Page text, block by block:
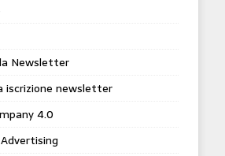
Newsletter
iscrizione newsletter
4.0